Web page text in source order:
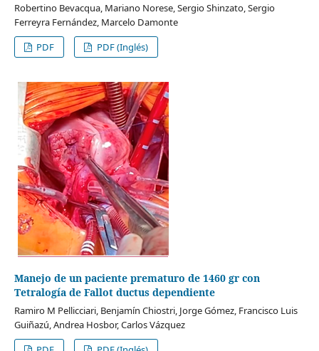
Robertino Bevacqua, Mariano Norese, Sergio Shinzato, Sergio
Ferreyra Fernández, Marcelo Damonte
PDF
PDF (Inglés)
Manejo de un paciente prematuro de 1460 gr con
Tetralogía de Fallot ductus dependiente
Ramiro M Pellicciari, Benjamín Chiostri, Jorge Gómez, Francisco Luis
Guiñazú, Andrea Hosbor, Carlos Vázquez